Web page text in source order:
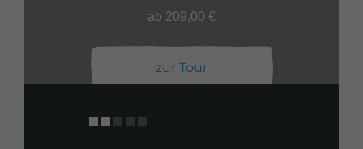
ab 209,00 €
zur Tour